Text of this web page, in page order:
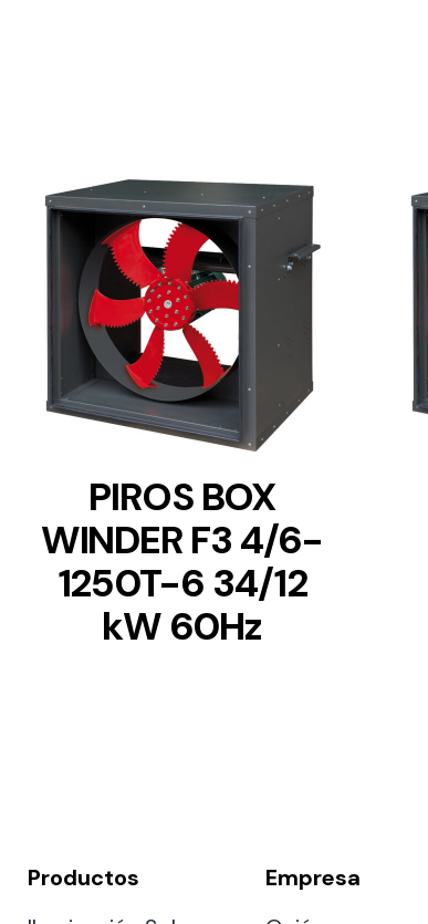
DETAILS
PIROS BOX
WINDER F3 4/6-
1250T-6 34/12
kW 60Hz
Productos
Empresa